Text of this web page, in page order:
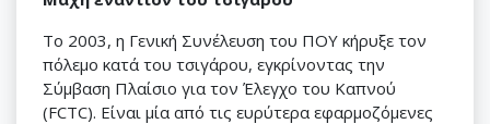
Το 2003, η Γενική Συνέλευση του ΠΟΥ κήρυξε τον
πόλεμο κατά του τσιγάρου, εγκρίνοντας την
Σύμβαση Πλαίσιο για τον Έλεγχο του Καπνού
(FCTC). Είναι μία από τις ευρύτερα εφαρμοζόμενες